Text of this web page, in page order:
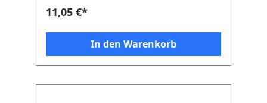
11,05 €*
In den Warenkorb